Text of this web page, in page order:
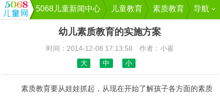
5068儿童新闻中心 儿童教育 素质教育 导航
幼儿素质教育的实施方案
时间：2014-12-08 17:13:58 作者：小崔
大 中 小
素质教育要从娃娃抓起，从现在开始了解孩子各方面的素质